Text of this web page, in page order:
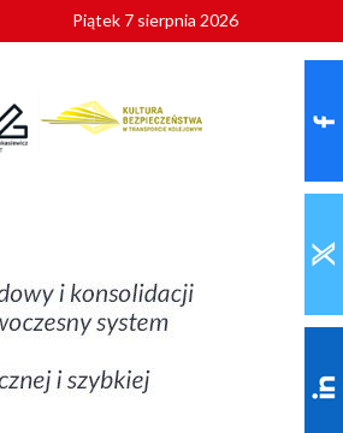
Piątek 7 sierpnia 2026